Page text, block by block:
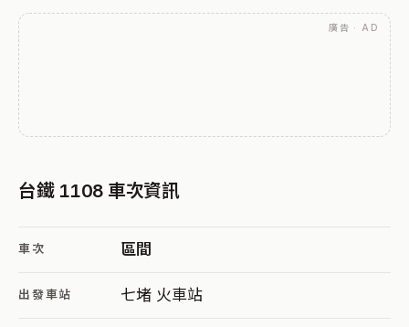
廣告 · AD
台鐵 1108 車次資訊
車次 區間
出發車站 七堵 火車站